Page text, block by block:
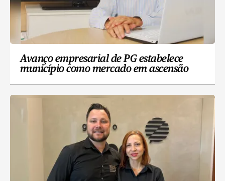
Avanço empresarial de PG estabelece
município como mercado em ascensão